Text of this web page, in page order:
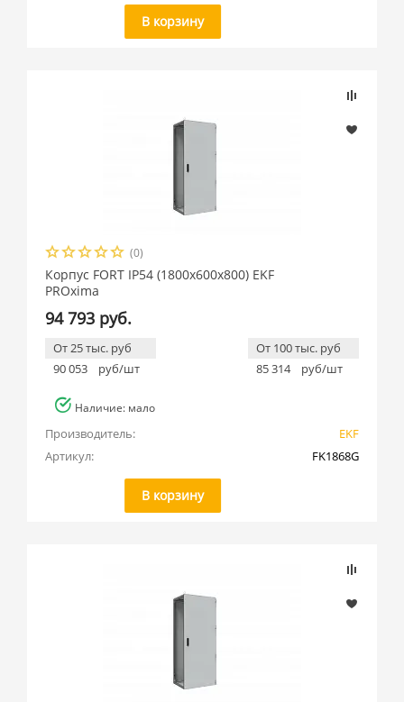
В корзину
(0)
Корпус FORT IP54 (1800x600x800) EKF
PROxima
94 793 руб.
От 25 тыс. руб
90 053
руб/шт
От 100 тыс. руб
85 314
руб/шт
Наличие: мало
Производитель:
EKF
Артикул:
FK1868G
В корзину